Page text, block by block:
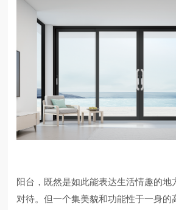
阳台，既然是如此能表达生活情趣的地
对待。但一个集美貌和功能性于一身的